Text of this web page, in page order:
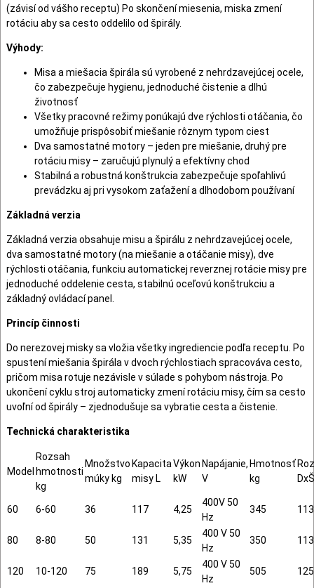
(závisí od vášho receptu) Po skončení miesenia, miska zmení
rotáciu aby sa cesto oddelilo od špirály.
Výhody:
Misa a miešacia špirála sú vyrobené z nehrdzavejúcej ocele,
čo zabezpečuje hygienu, jednoduché čistenie a dlhú
životnosť
Všetky pracovné režimy ponúkajú dve rýchlosti otáčania, čo
umožňuje prispôsobiť miešanie rôznym typom ciest
Dva samostatné motory – jeden pre miešanie, druhý pre
rotáciu misy – zaručujú plynulý a efektívny chod
Stabilná a robustná konštrukcia zabezpečuje spoľahlivú
prevádzku aj pri vysokom zaťažení a dlhodobom používaní
Základná verzia
Základná verzia obsahuje misu a špirálu z nehrdzavejúcej ocele,
dva samostatné motory (na miešanie a otáčanie misy), dve
rýchlosti otáčania, funkciu automatickej reverznej rotácie misy pre
jednoduché oddelenie cesta, stabilnú oceľovú konštrukciu a
základný ovládací panel.
Princíp činnosti
Do nerezovej misky sa vložia všetky ingrediencie podľa receptu. Po
spustení miešania špirála v dvoch rýchlostiach spracováva cesto,
pričom misa rotuje nezávisle v súlade s pohybom nástroja. Po
ukončení cyklu stroj automaticky zmení rotáciu misy, čím sa cesto
uvoľní od špirály – zjednodušuje sa vybratie cesta a čistenie.
Technická charakteristika
Model
Rozsah
hmotnosti
kg
Množstvo
múky kg
Kapacita
misy L
Výkon
kW
Napájanie,
V
Hmotnosť
kg
60 6-60 36 117 4,25
400V 50
Hz
345
80 8-80 50 131 5,35
400 V 50
Hz
350
120 10-120 75 189 5,75
400 V 50
Hz
505